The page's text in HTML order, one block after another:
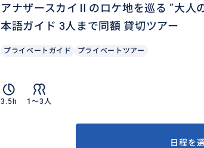
アナザースカイⅡのロケ地を巡る ”大人
本語ガイド 3人まで同額 貸切ツアー
プライベートガイド プライベートツアー
3.5h 1〜3人
日程を